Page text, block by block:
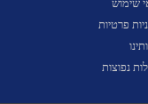
שימוש
פרטיות
נפוצות